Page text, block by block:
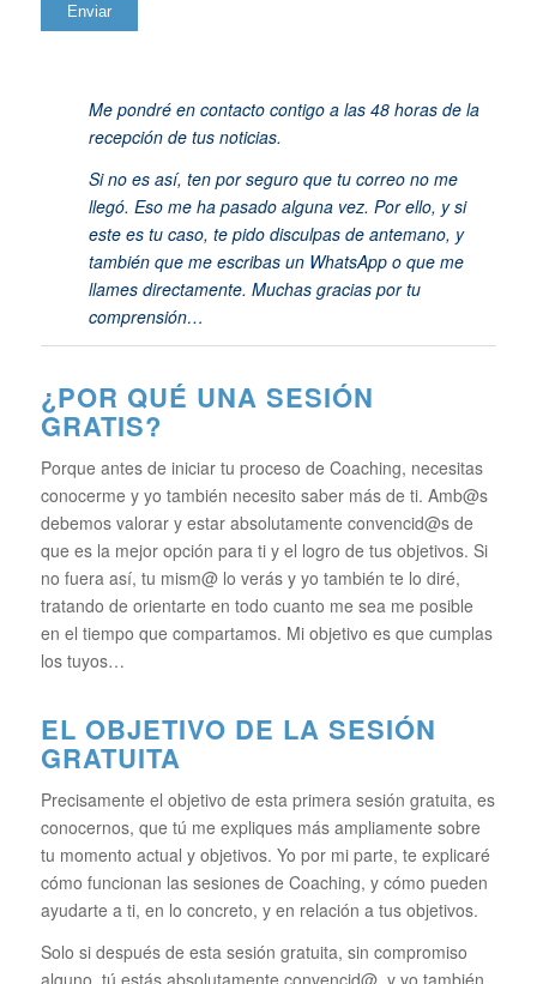
Me pondré en contacto contigo a las 48 horas de la
recepción de tus noticias.
Si no es así, ten por seguro que tu correo no me
llegó. Eso me ha pasado alguna vez. Por ello, y si
este es tu caso, te pido disculpas de antemano, y
también que me escribas un WhatsApp o que me
llames directamente. Muchas gracias por tu
comprensión…
¿POR QUÉ UNA SESIÓN
GRATIS?
Porque antes de iniciar tu proceso de Coaching, necesitas
conocerme y yo también necesito saber más de ti. Amb@s
debemos valorar y estar absolutamente convencid@s de
que es la mejor opción para ti y el logro de tus objetivos. Si
no fuera así, tu mism@ lo verás y yo también te lo diré,
tratando de orientarte en todo cuanto me sea me posible
en el tiempo que compartamos. Mi objetivo es que cumplas
los tuyos…
EL OBJETIVO DE LA SESIÓN
GRATUITA
Precisamente el objetivo de esta primera sesión gratuita, es
conocernos, que tú me expliques más ampliamente sobre
tu momento actual y objetivos. Yo por mi parte, te explicaré
cómo funcionan las sesiones de Coaching, y cómo pueden
ayudarte a ti, en lo concreto, y en relación a tus objetivos.
Solo si después de esta sesión gratuita, sin compromiso
alguno, tú estás absolutamente convencid@, y yo también,